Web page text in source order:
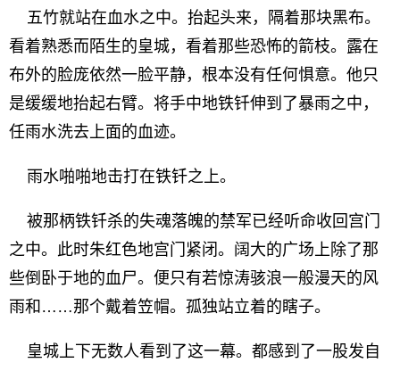
五竹就站在血水之中。抬起头来，隔着那块黑布。
看着熟悉而陌生的皇城，看着那些恐怖的箭枝。露在
布外的脸庞依然一脸平静，根本没有任何惧意。他只
是缓缓地抬起右臂。将手中地铁钎伸到了暴雨之中，
任雨水洗去上面的血迹。
雨水啪啪地击打在铁钎之上。
被那柄铁钎杀的失魂落魄的禁军已经听命收回宫门
之中。此时朱红色地宫门紧闭。阔大的广场上除了那
些倒卧于地的血尸。便只有若惊涛骇浪一般漫天的风
雨和……那个戴着笠帽。孤独站立着的瞎子。
皇城上下无数人看到了这一幕。都感到了一股发自